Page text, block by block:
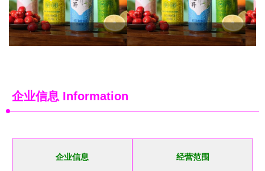
企业信息 Information
企业信息 经营范围